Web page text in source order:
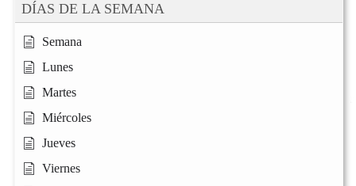
DÍAS DE LA SEMANA
Semana
Lunes
Martes
Miércoles
Jueves
Viernes